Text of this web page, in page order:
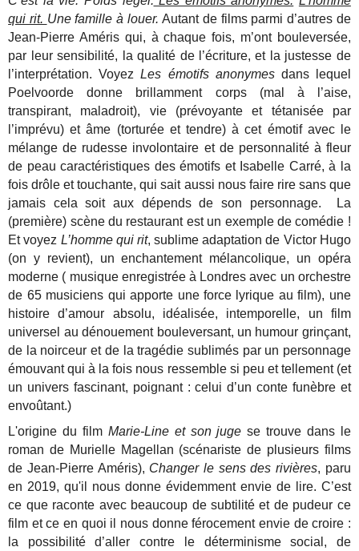
qui rit. Une famille à louer.Autant de films parmi d’autres de
Jean-Pierre Améris qui, à chaque fois, m’ont bouleversée,
par leur sensibilité, la qualité de l’écriture, et la justesse de
l’interprétation. VoyezLes émotifs anonymesdans lequel
Poelvoorde donne brillamment corps (mal à l’aise,
transpirant, maladroit), vie (prévoyante et tétanisée par
l’imprévu) et âme (torturée et tendre) à cet émotif avec le
mélange de rudesse involontaire et de personnalité à fleur
de peau caractéristiques des émotifs et Isabelle Carré, à la
fois drôle et touchante, qui sait aussi nous faire rire sans que
jamais cela soit aux dépends de son personnage. La
(première) scène du restaurant est un exemple de comédie !
Et voyez L’homme qui rit, sublime adaptation de Victor Hugo
(on y revient), un enchantement mélancolique, un opéra
moderne ( musique enregistrée à Londres avec un orchestre
de 65 musiciens qui apporte une force lyrique au film), une
histoire d’amour absolu, idéalisée, intemporelle, un film
universel au dénouement bouleversant, un humour grinçant,
de la noirceur et de la tragédie sublimés par un personnage
émouvant qui à la fois nous ressemble si peu et tellement (et
un univers fascinant, poignant : celui d’un conte funèbre et
envoûtant.)
L'origine du film Marie-Line et son juge se trouve dans le
roman de Murielle Magellan (scénariste de plusieurs films
de Jean-Pierre Améris), Changer le sens des rivières, paru
en 2019, qu'il nous donne évidemment envie de lire. C’est
ce que raconte avec beaucoup de subtilité et de pudeur ce
film et ce en quoi il nous donne férocement envie de croire :
la possibilité d’aller contre le déterminisme social, de